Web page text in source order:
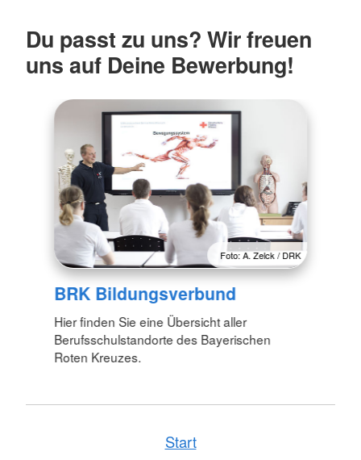
Du passt zu uns? Wir freuen
uns auf Deine Bewerbung!
Foto: A. Zelck / DRK
BRK Bildungsverbund
Hier finden Sie eine Übersicht aller
Berufsschulstandorte des Bayerischen
Roten Kreuzes.
Start